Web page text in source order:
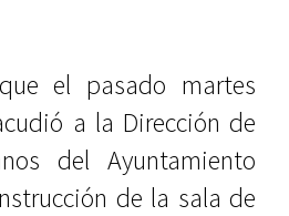
el pasado martes
a la Dirección de
del Ayuntamiento
de la sala de